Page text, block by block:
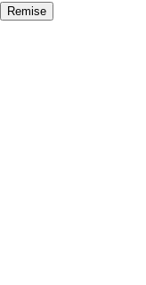
Remise